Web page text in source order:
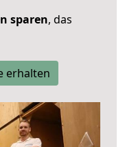
sparen, das
erhalten